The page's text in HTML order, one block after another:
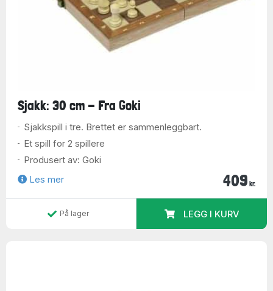
Sjakk: 30 cm - Fra Goki
Sjakkspill i tre. Brettet er sammenleggbart.
Et spill for 2 spillere
Produsert av: Goki
Les mer
409 kr.
På lager LEGG I KURV